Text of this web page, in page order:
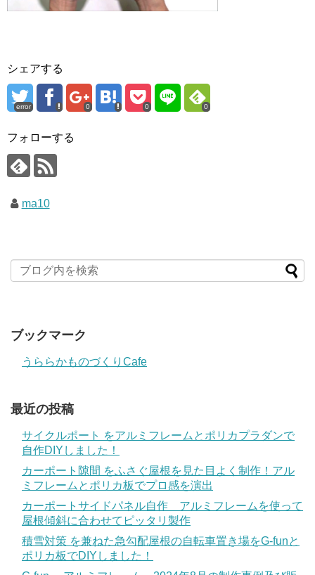
シェアする
error 0 0 0
フォローする
ma10
ブックマーク
うららかものづくりCafe
最近の投稿
サイクルポート をアルミフレームとポリカプラダンで
自作DIYしました！
カーポート隙間 をふさぐ屋根を見た目よく制作！アル
ミフレームとポリカ板でプロ感を演出
カーポートサイドパネル自作 アルミフレームを使って
屋根傾斜に合わせてピッタリ製作
積雪対策 を兼ねた急勾配屋根の自転車置き場をG-funと
ポリカ板でDIYしました！